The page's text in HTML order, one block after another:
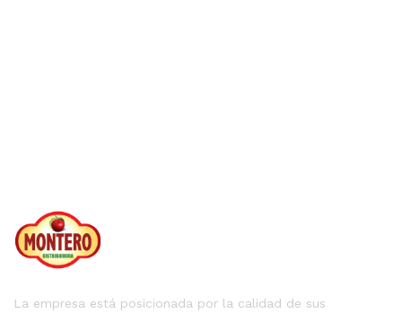
La empresa está posicionada por la calidad de sus